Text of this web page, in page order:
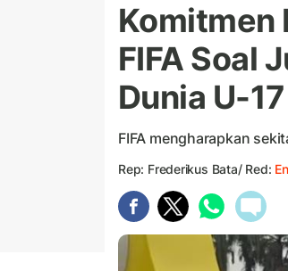
Komitmen
FIFA Soal
Dunia U-17
FIFA mengharapkan
Rep: Frederikus Bata/ Red: